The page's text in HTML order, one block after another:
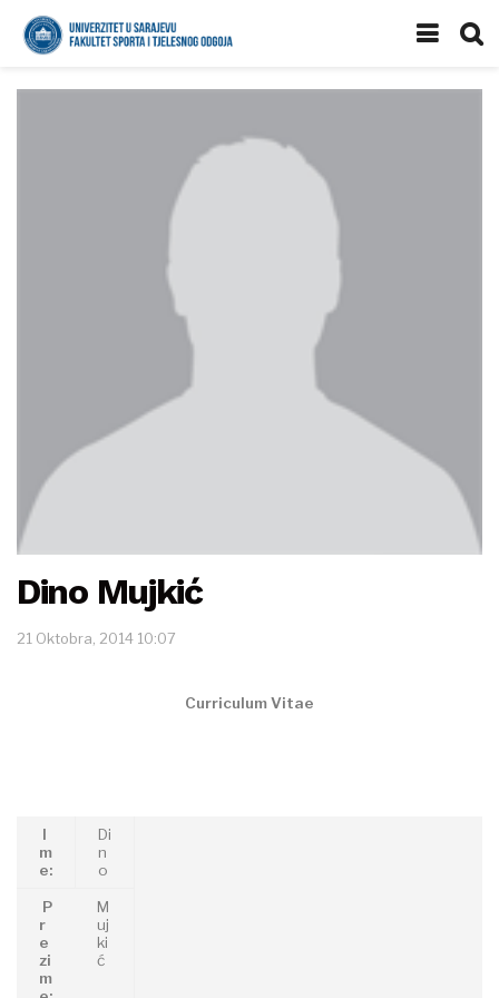
Dino Mujkić
21 Oktobra, 2014 10:07
Curriculum Vitae
I
m
e:
Di
n
o
P
r
e
zi
m
M
uj
ki
ć